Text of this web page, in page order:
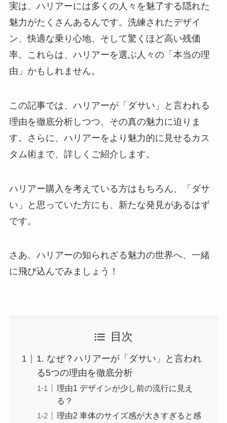
実は、ハリアーには多くの人々を魅了する隠れた
魅力がたくさんあるんです。洗練されたデザイ
ン、快適な乗り心地、そして驚くほど高い残価
率。これらは、ハリアーを選ぶ人々の「本当の理
由」かもしれません。
この記事では、ハリアーが「ダサい」と言われる
理由を徹底分析しつつ、その真の魅力に迫りま
す。さらに、ハリアーをより魅力的に見せるカス
タム術まで、詳しくご紹介します。
ハリアー購入を考えている方はもちろん、「ダサ
い」と思っていた方にも、新たな発見があるはず
です。
さあ、ハリアーの知られざる魅力の世界へ、一緒
に飛び込んでみましょう！
目次
1. なぜ？ハリアーが「ダサい」と言われ
る5つの理由を徹底分析
理由1 デザインが少し前の流行に見え
る？
理由2 車体のサイズ感が大きすぎると感